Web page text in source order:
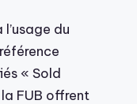
du
« Sold
FUB offrent